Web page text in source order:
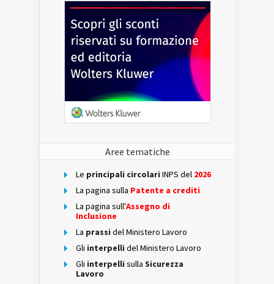
Aree tematiche
Le principali circolari INPS del 2026
La pagina sulla Patente a crediti
La pagina sull'Assegno di
Inclusione
La prassi del Ministero Lavoro
Gli interpelli del Ministero Lavoro
Gli interpelli sulla Sicurezza
Lavoro